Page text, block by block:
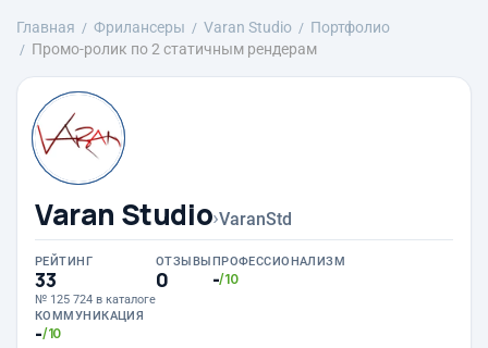
Главная Фрилансеры Varan Studio
Портфолио
Промо-ролик по 2 статичным рендерам
Varan Studio›VaranStd
РЕЙТИНГ
33
№ 125 724 в каталоге
ОТЗЫВЫ
0
ПРОФЕССИОНАЛИЗМ
-/10
КОММУНИКАЦИЯ
-/10